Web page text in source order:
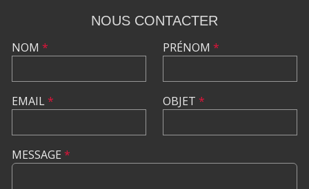
NOUS CONTACTER
NOM *
EMAIL*
PRÉNOM *
OBJET *
MESSAGE *